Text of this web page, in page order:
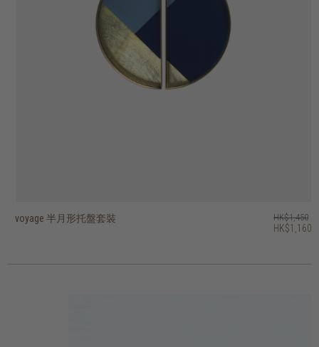
voyage 半月形托盤套裝 HK$1,450
HK$1,160
voyage beads 托盤 - 圓形 HK$1,250
HK$1,000
voyage second nature valet 托盤 - 長形 HK$1,450
HK$1,160
voyage second nature valet 托盤 - 圓形 HK$750
HK$600
voyage second nature 托盤 - 正方形 HK$1,250
HK$1,000
voyage second nature 托盤 - 圓形 HK$1,950
HK$1,560
voyage 鏡面托盤 - 正方形 HK$1,150
HK$920
voyage 半透明剪影玻璃托盤 - 圓形 HK$1,250
HK$1,000
voyage 玻璃托盤 - 橢圓形 HK$1,250
HK$1,000
voyage 玻璃托盤 - 圓形 HK$1,750
HK$1,400